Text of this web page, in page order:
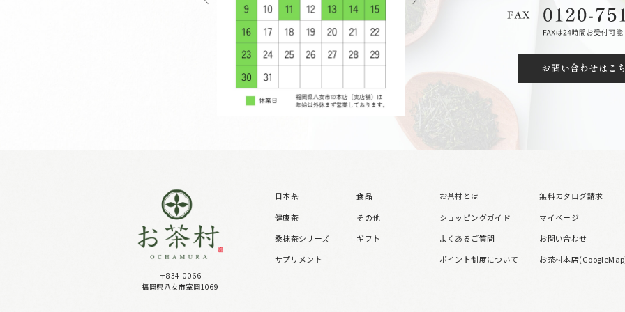
お問い合わせはこ
〒834-0066
福岡県八女市室岡1069
日本茶
健康茶
桑抹茶シリーズ
サプリメント
食品
その他
ギフト
お茶村とは
ショッピングガイド
よくあるご質問
ポイント制度について
無料カタログ請求
マイページ
お問い合わせ
お茶村本店